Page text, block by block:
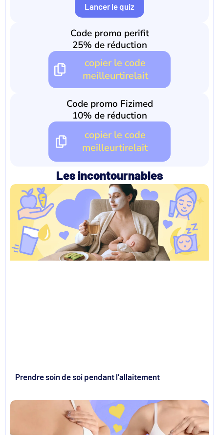
Les incontournables
Prendre soin de soi pendant l’allaitement
Lancer le quiz
Code promo perifit
25% de réduction
copier le code
meilleurtirelait
Code promo Fizimed
10% de réduction
copier le code
meilleurtirelait